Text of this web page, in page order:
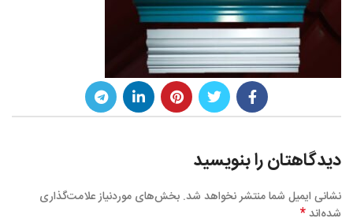
دیدگاهتان را بنویسید
نشانی ایمیل شما منتشر نخواهد شد. بخش‌های موردنیاز علامت‌گذاری
شده‌اند*